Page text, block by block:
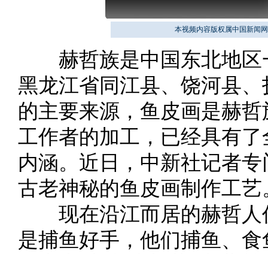
本视频内容版权属中国新闻
赫哲族是中国东北地区
黑龙江省同江县、饶河县
的主要来源，鱼皮画是赫
工作者的加工，已经具有
内涵。近日，中新社记者
古老神秘的鱼皮画制作工艺
现在沿江而居的赫哲人
是捕鱼好手，他们捕鱼、